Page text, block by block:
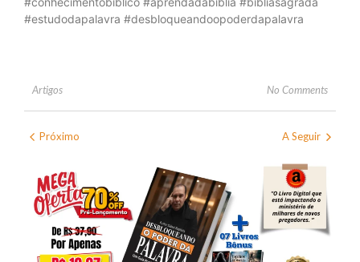
#estudodapalavra #desbloqueandoopoderdapalavra
Artigos No Comments
Próximo A Seguir